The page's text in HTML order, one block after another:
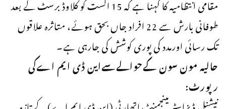
طوفانی بارش سے 22 افراد جاں بحق ہوئے، متاثرہ علاقوں
تک رسائی اورمدد کی پوری کوشش کی جارہی ہے۔
حالیہ مون سون کےحوالےسےاین ڈی ایم اےکی
رپورٹ: